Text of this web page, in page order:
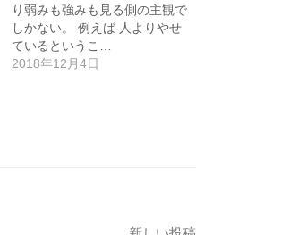
り弱みも強みも見る側の主観で
しかない。 例えば 人よりやせ
ているというこ…
2018年12月4日